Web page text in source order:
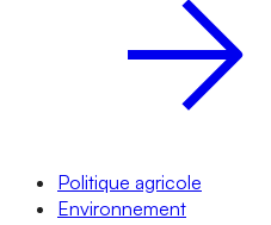
Politique agricole
Environnement